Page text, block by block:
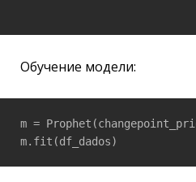
Обучение модели:
m =